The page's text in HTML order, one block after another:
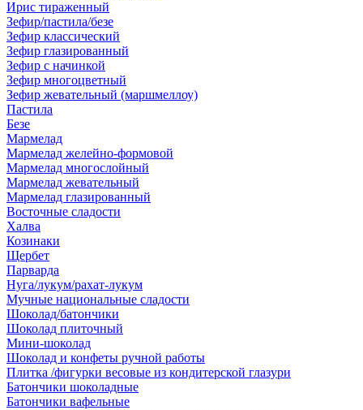
Ирис тираженный
Зефир/пастила/безе
Зефир классический
Зефир глазированный
Зефир с начинкой
Зефир многоцветный
Зефир жевательный (маршмеллоу)
Пастила
Безе
Мармелад
Мармелад желейно-формовой
Мармелад многослойный
Мармелад жевательный
Мармелад глазированный
Восточные сладости
Халва
Козинаки
Щербет
Парварда
Нуга/лукум/рахат-лукум
Мучные национальные сладости
Шоколад/батончики
Шоколад плиточный
Мини-шоколад
Шоколад и конфеты ручной работы
Плитка /фигурки весовые из кондитерской глазури
Батончики шоколадные
Батончики вафельные